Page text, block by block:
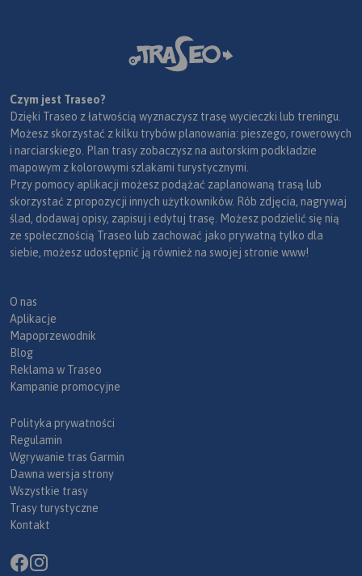
Czym jest Traseo?
Dzięki Traseo z łatwością wyznaczysz trasę wycieczki lub treningu.
Możesz skorzystać z kilku trybów planowania: pieszego, rowerowych
i narciarskiego. Plan trasy zobaczysz na autorskim podkładzie
mapowym z kolorowymi szlakami turystycznymi.
Przy pomocy aplikacji możesz podążać zaplanowaną trasą lub
skorzystać z propozycji innych użytkowników. Rób zdjęcia, nagrywaj
ślad, dodawaj opisy, zapisuj i edytuj trasę. Możesz podzielić się nią
ze społecznością Traseo lub zachować jako prywatną tylko dla
siebie, możesz udostępnić ją również na swojej stronie www!
O nas
Aplikacje
Mapoprzewodnik
Blog
Reklama w Traseo
Kampanie promocyjne
Polityka prywatności
Regulamin
Wgrywanie tras Garmin
Dawna wersja strony
Wszystkie trasy
Trasy turystyczne
Kontakt